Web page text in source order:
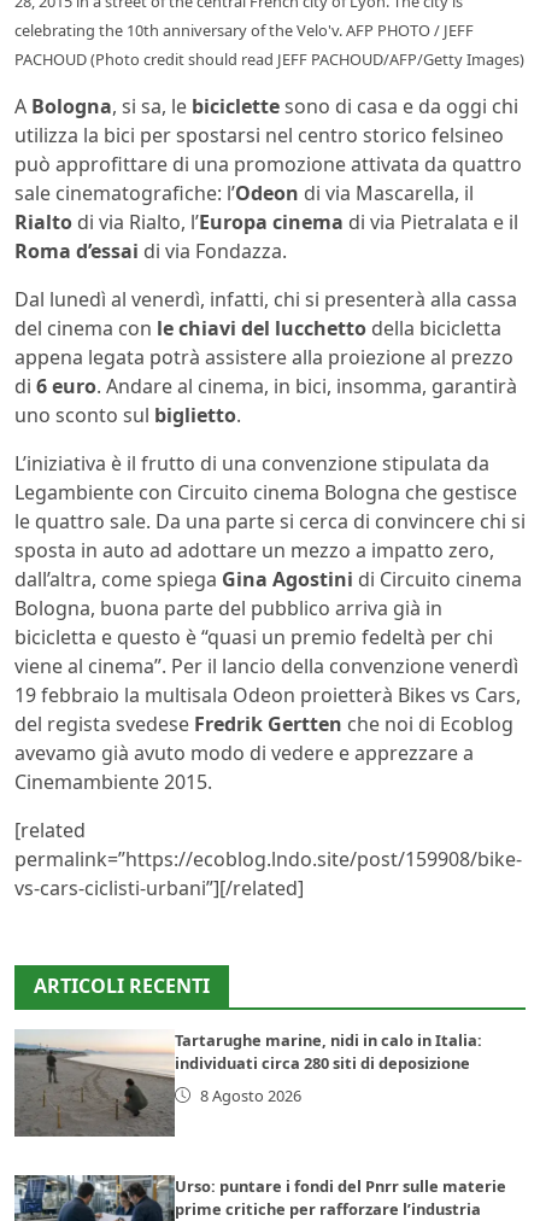
celebrating the 10th anniversary of the Velo'v. AFP PHOTO / JEFF
PACHOUD (Photo credit should read JEFF PACHOUD/AFP/Getty Images)
A Bologna, si sa, le biciclettesono di casa e da oggi chi
utilizza la bici per spostarsi nel centro storico felsineo
può approfittare di una promozione attivata da quattro
sale cinematografiche: l’Odeon di via Mascarella, il
Rialto di via Rialto, l’Europa cinema di via Pietralata e il
Roma d’essai di via Fondazza.
Dal lunedì al venerdì, infatti, chi si presenterà alla cassa
del cinema con le chiavi del lucchetto della bicicletta
appena legata potrà assistere alla proiezione al prezzo
di 6 euro. Andare al cinema, in bici, insomma, garantirà
uno sconto sul biglietto.
L’iniziativa è il frutto di una convenzione stipulata da
Legambiente con Circuito cinema Bologna che gestisce
le quattro sale. Da una parte si cerca di convincere chi si
sposta in auto ad adottare un mezzo a impatto zero,
dall’altra, come spiega Gina Agostini di Circuito cinema
Bologna, buona parte del pubblico arriva già in
bicicletta e questo è “quasi un premio fedeltà per chi
viene al cinema”. Per il lancio della convenzione venerdì
19 febbraio la multisala Odeon proietterà Bikes vs Cars,
del regista svedese Fredrik Gertten che noi di Ecoblog
avevamo già avuto modo di vedere e apprezzare a
Cinemambiente 2015.
[related
permalink=”https://ecoblog.lndo.site/post/159908/bike-
vs-cars-ciclisti-urbani”][/related]
ARTICOLI RECENTI
Tartarughe marine, nidi in calo in Italia:
individuati circa 280 siti di deposizione
8 Agosto 2026
Urso: puntare i fondi del Pnrr sulle materie
prime critiche per rafforzare l’industria